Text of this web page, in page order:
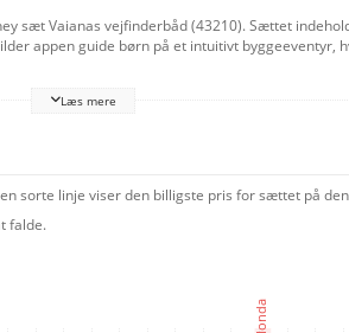
sæt Vaianas vejfinderbåd (43210). Sættet
appen guide børn på et intuitivt
Læs mere
sorte linje viser den billigste pris for sættet på
falde.